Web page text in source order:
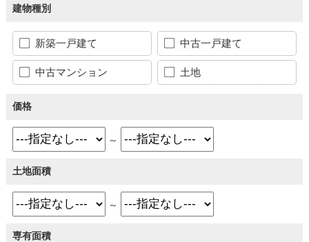
建物種別
新築一戸建て 中古一戸建て
中古マンション 土地
価格
～
土地面積
～
専有面積